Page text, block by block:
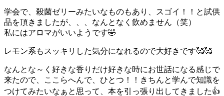
学会で、殺菌ゼリーみたいなものもあり、スゴイ！！と試供
品を頂きましたが、、、なんとなく飲めません（笑）
私にはアロマがいいようです🤣
レモン系もスッキリした気分になれるので大好きです🥰🥰
なんとな～く好きな香りだけ好きな時にお世話になる感じで
来たので、ここらへんで、ひとつ！！きちんと学んで知識を
つけてみたいなぁと思って、本を引っ張り出してきました👍